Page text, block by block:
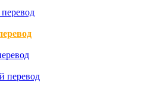
перевод